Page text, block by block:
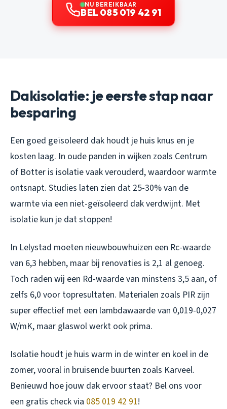
NU BEREIKBAAR
BEL 085 019 42 91
Dakisolatie: je eerste stap naar
besparing
Een goed geïsoleerd dak houdt je huis knus en je
kosten laag. In oude panden in wijken zoals Centrum
of Botter is isolatie vaak verouderd, waardoor warmte
ontsnapt. Studies laten zien dat 25-30% van de
warmte via een niet-geïsoleerd dak verdwijnt. Met
isolatie kun je dat stoppen!
In Lelystad moeten nieuwbouwhuizen een Rc-waarde
van 6,3 hebben, maar bij renovaties is 2,1 al genoeg.
Toch raden wij een Rd-waarde van minstens 3,5 aan, of
zelfs 6,0 voor topresultaten. Materialen zoals PIR zijn
super effectief met een lambdawaarde van 0,019-0,027
W/mK, maar glaswol werkt ook prima.
Isolatie houdt je huis warm in de winter en koel in de
zomer, vooral in bruisende buurten zoals Karveel.
Benieuwd hoe jouw dak ervoor staat? Bel ons voor
een gratis check via 085 019 42 91!